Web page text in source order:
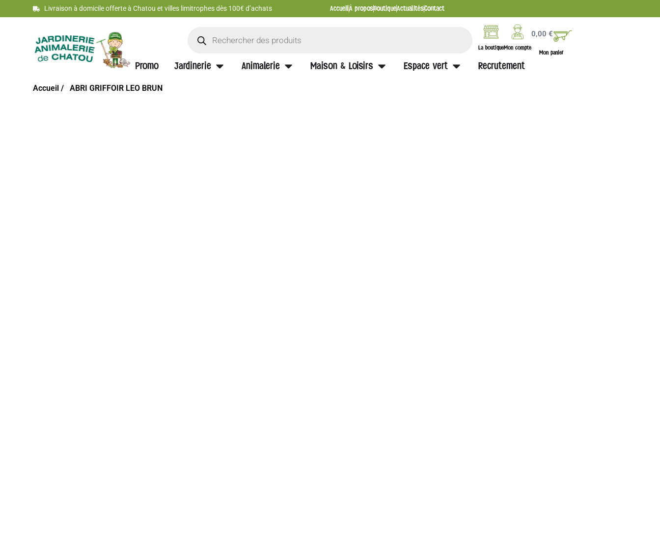
Livraison à domicile offerte à Chatou et villes limitrophes dès 100€ d’achats AccueilÀ proposBoutiqueActualitésContact
La boutiqueMon compte
0,00€
Mon panier
Promo Jardinerie Animalerie Maison & Loisirs Espace vert Recrutement
Accueil / ABRI GRIFFOIR LEO BRUN